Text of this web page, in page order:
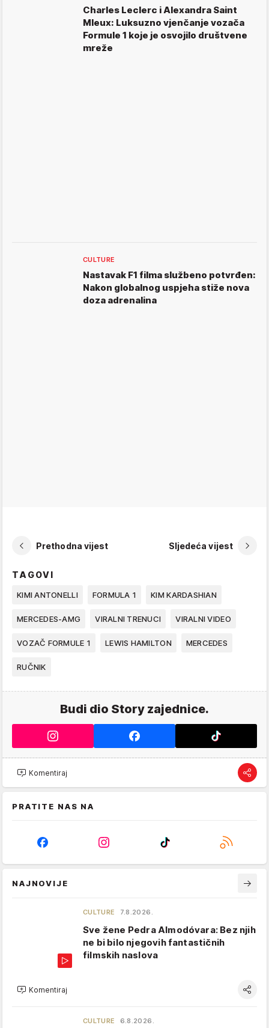
Charles Leclerc i Alexandra Saint
Mleux: Luksuzno vjenčanje vozača
Formule 1 koje je osvojilo društvene
mreže
CULTURE
Nastavak F1 filma službeno potvrđen:
Nakon globalnog uspjeha stiže nova
doza adrenalina
Prethodna vijest Sljedeća vijest
TAGOVI
KIMI ANTONELLI FORMULA 1 KIM KARDASHIAN
MERCEDES-AMG VIRALNI TRENUCI VIRALNI VIDEO
VOZAČ FORMULE 1 LEWIS HAMILTON MERCEDES
RUČNIK
Budi dio Story zajednice.
Komentiraj
PRATITE NAS NA
NAJNOVIJE
CULTURE 7.8.2026.
Sve žene Pedra Almodóvara: Bez njih
ne bi bilo njegovih fantastičnih
filmskih naslova
Komentiraj
CULTURE 6.8.2026.